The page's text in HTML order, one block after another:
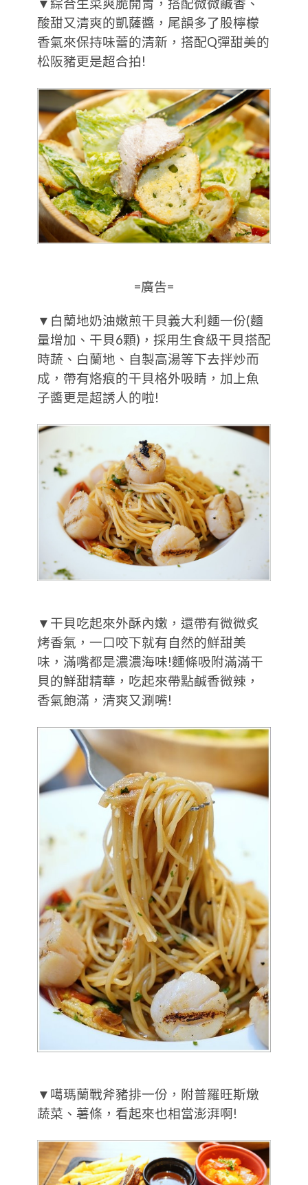
▼綜合生菜爽脆開胃，搭配微微鹹香、
酸甜又清爽的凱薩醬，尾韻多了股檸檬
香氣來保持味蕾的清新，搭配Q彈甜美的
松阪豬更是超合拍!
=廣告=
▼白蘭地奶油嫩煎干貝義大利麵一份(麵
量增加、干貝6顆)，採用生食級干貝搭配
時蔬、白蘭地、自製高湯等下去拌炒而
成，帶有烙痕的干貝格外吸睛，加上魚
子醬更是超誘人的啦!
▼干貝吃起來外酥內嫩，還帶有微微炙
烤香氣，一口咬下就有自然的鮮甜美
味，滿嘴都是濃濃海味!麵條吸附滿滿干
貝的鮮甜精華，吃起來帶點鹹香微辣，
香氣飽滿，清爽又涮嘴!
▼噶瑪蘭戰斧豬排一份，附普羅旺斯燉
蔬菜、薯條，看起來也相當澎湃啊!